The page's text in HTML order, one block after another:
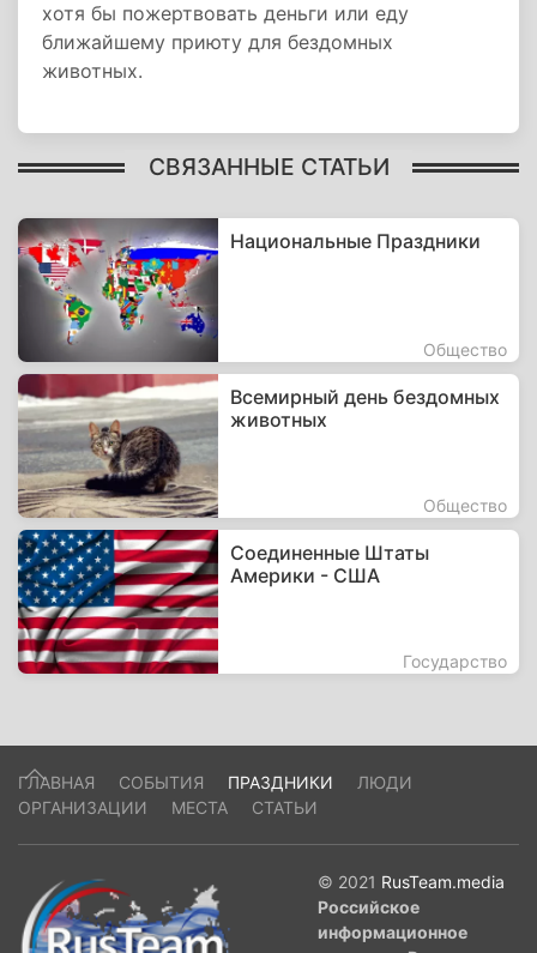
хотя бы пожертвовать деньги или еду
ближайшему приюту для бездомных
животных.
СВЯЗАННЫЕ СТАТЬИ
Национальные Праздники
Общество
Всемирный день бездомных
животных
Общество
Соединенные Штаты
Америки - США
Государство
ГЛАВНАЯ СОБЫТИЯ ПРАЗДНИКИ
ЛЮДИ
ОРГАНИЗАЦИИ
МЕСТА СТАТЬИ
© 2021 RusTeam.media
Российское
информационное